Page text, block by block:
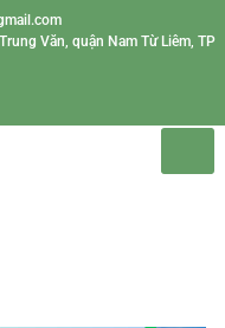
Văn, quận Nam Từ Liêm, TP